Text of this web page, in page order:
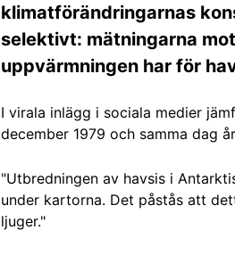
klimatförändringarnas
selektivt: mätningarna
uppvärmningen har för
I virala inlägg i sociala medier
december 1979 och samma dag
"Utbredningen av havsis i
under kartorna. Det påstås att
ljuger."